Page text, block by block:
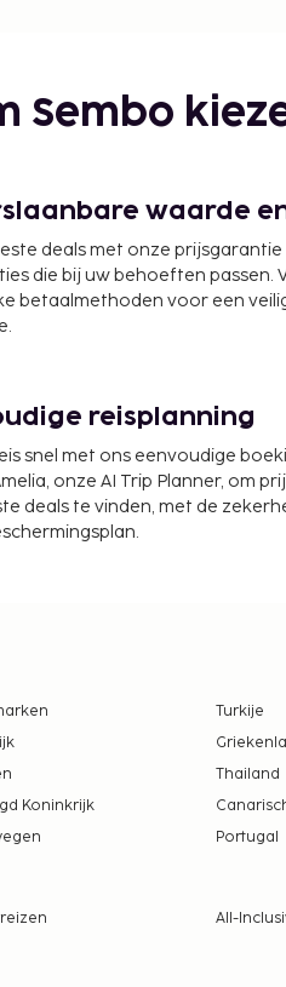
luchthavens zijn:
- 53,4 km
het schoonmaken is bij
Sembo
waarde
deals met onze prijsgarantie
die bij uw behoeften passen.
betaalmethoden voor een
reisplanning
snel met ons eenvoudige
onze AI Trip Planner, om
deals te vinden, met de
Turkije
Thailand
Koninkrijk
Portugal
All-